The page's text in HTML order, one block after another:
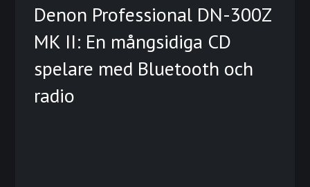
Denon Professional DN-300Z
MK II: En mångsidiga CD
spelare med Bluetooth och
radio